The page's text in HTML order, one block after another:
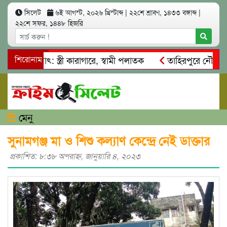
সিলেট ৬ই আগস্ট, ২০২৬ খ্রিস্টাব্দ | ২২শে শ্রাবণ, ১৪৩৩ বঙ্গাব্দ |
২২শে সফর, ১৪৪৮ হিজরি
শিরোনামস্ত্রী কারাগারে, স্বামী পলাতক
তাহিরপুরে নৌ-
মারধর
নগরীতে কোটি টাকার সম্পত্তি দখলের চেষ্টা:
মেনু
সুনামগঞ্জ মা ও শিশু কল্যাণ কেন্দ্রে নেই ডাক্তার
প্রকাশিত: ৮:৩৮ অপরাহ্ণ, জানুয়ারি ৪, ২০২৩